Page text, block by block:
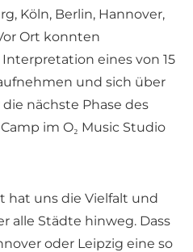
Köln, Berlin, Hannover,
Ort konnten
eines von 15
und sich über
nächste Phase des
im O₂ Music Studio
hat uns die Vielfalt und
alle Städte hinweg. Dass
oder Leipzig eine so